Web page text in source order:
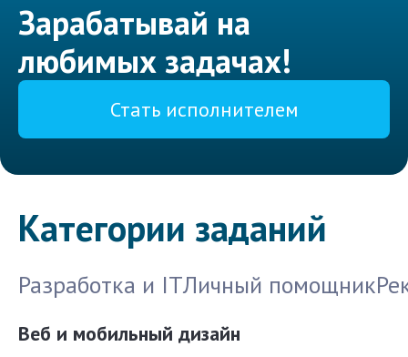
Зарабатывай на
любимых задачах!
Стать исполнителем
Категории заданий
Разработка и ITЛичный помощник
Веб и мобильный дизайн